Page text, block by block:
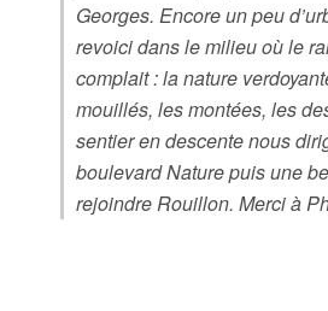
Georges. Encore un peu
revoici dans le milieu où le
complait : la nature
mouillés, les montées, les
sentier en descente nous
boulevard Nature puis une
rejoindre Rouillon. Merci à